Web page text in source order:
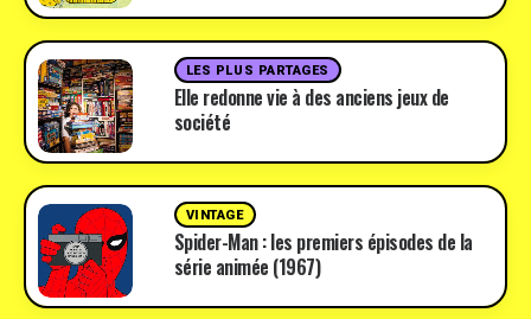
LES PLUS PARTAGES
Elle redonne vie à des anciens jeux de
société
VINTAGE
Spider-Man : les premiers épisodes de la
série animée (1967)